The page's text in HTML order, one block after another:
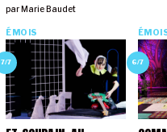
parMarie Baudet
7/7
ÉMOIS
6/7